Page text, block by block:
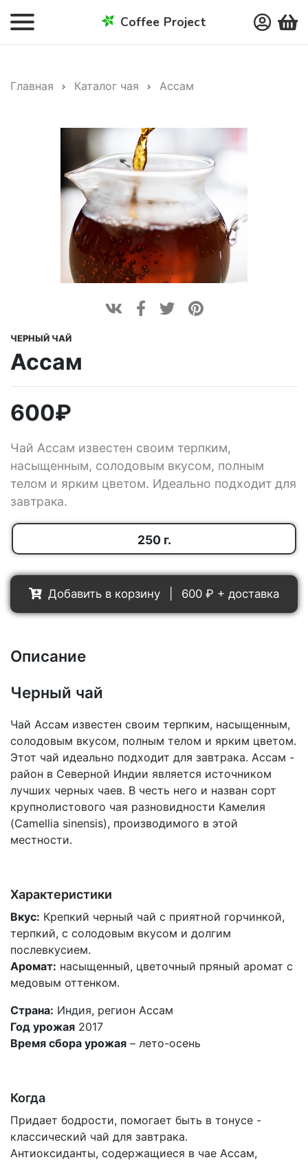
Coffee Project
Главная Каталог чая Ассам
ЧЕРНЫЙ ЧАЙ
Ассам
600₽
Чай Ассам известен своим терпким,
насыщенным, солодовым вкусом, полным
телом и ярким цветом. Идеально подходит для
завтрака.
250 г.
Добавить в корзину 600 ₽ + доставка
Описание
Черный чай
Чай Ассам известен своим терпким, насыщенным,
солодовым вкусом, полным телом и ярким цветом.
Этот чай идеально подходит для завтрака. Ассам -
район в Северной Индии является источником
лучших черных чаев. В честь него и назван сорт
крупнолистового чая разновидности Камелия
(Camellia sinensis), производимого в этой
местности.
Характеристики
Вкус: Крепкий черный чай с приятной горчинкой,
терпкий, с солодовым вкусом и долгим
послевкусием.
Аромат: насыщенный, цветочный пряный аромат с
медовым оттенком.
Страна: Индия, регион Ассам
Год урожая 2017
Время сбора урожая – лето-осень
Когда
Придает бодрости, помогает быть в тонусе -
классический чай для завтрака.
Антиоксиданты, содержащиеся в чае Ассам,